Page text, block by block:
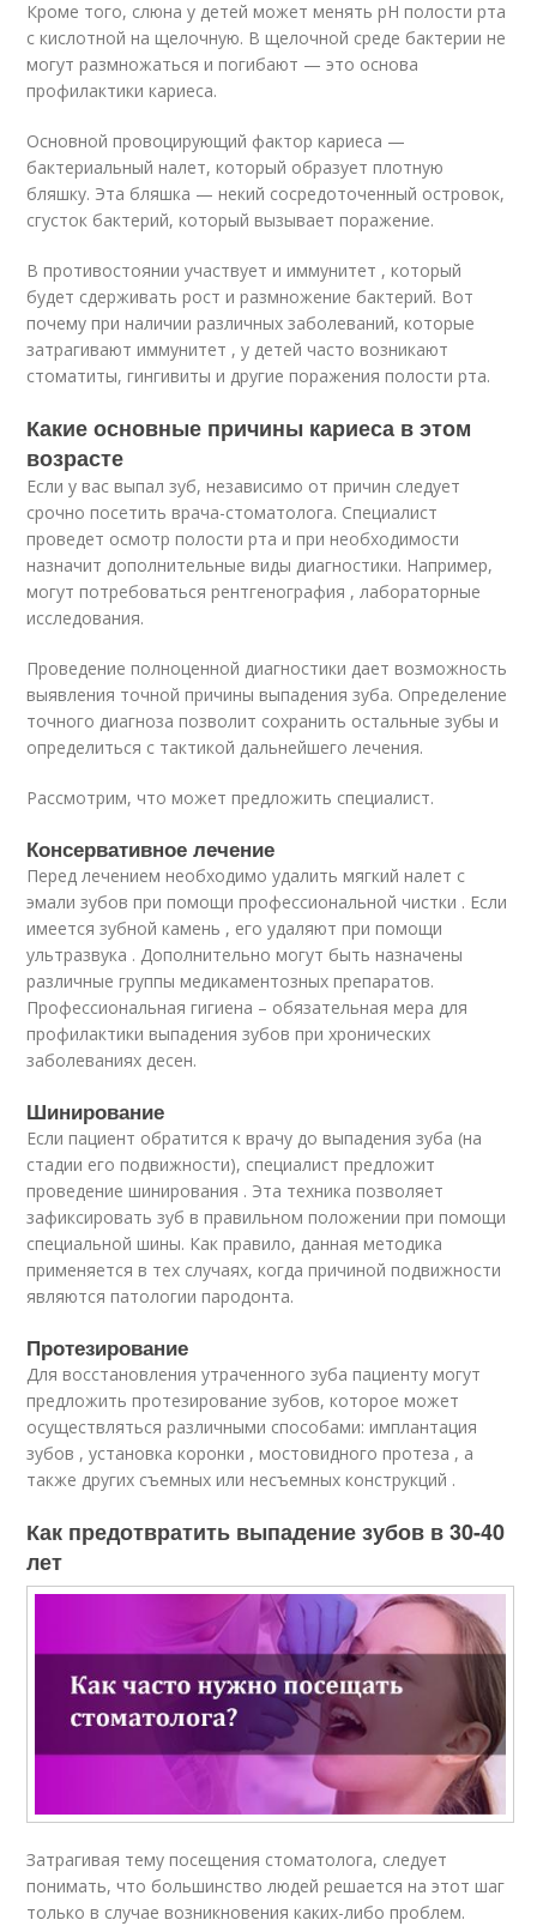
Кроме того, слюна у детей может менять рН полости рта
с кислотной на щелочную. В щелочной среде бактерии не
могут размножаться и погибают — это основа
профилактики кариеса.
Основной провоцирующий фактор кариеса —
бактериальный налет, который образует плотную
бляшку. Эта бляшка — некий сосредоточенный островок,
сгусток бактерий, который вызывает поражение.
В противостоянии участвует и иммунитет , который
будет сдерживать рост и размножение бактерий. Вот
почему при наличии различных заболеваний, которые
затрагивают иммунитет , у детей часто возникают
стоматиты, гингивиты и другие поражения полости рта.
Какие основные причины кариеса в этом
возрасте
Если у вас выпал зуб, независимо от причин следует
срочно посетить врача-стоматолога. Специалист
проведет осмотр полости рта и при необходимости
назначит дополнительные виды диагностики. Например,
могут потребоваться рентгенография , лабораторные
исследования.
Проведение полноценной диагностики дает возможность
выявления точной причины выпадения зуба. Определение
точного диагноза позволит сохранить остальные зубы и
определиться с тактикой дальнейшего лечения.
Рассмотрим, что может предложить специалист.
Консервативное лечение
Перед лечением необходимо удалить мягкий налет с
эмали зубов при помощи профессиональной чистки . Если
имеется зубной камень , его удаляют при помощи
ультразвука . Дополнительно могут быть назначены
различные группы медикаментозных препаратов.
Профессиональная гигиена – обязательная мера для
профилактики выпадения зубов при хронических
заболеваниях десен.
Шинирование
Если пациент обратится к врачу до выпадения зуба (на
стадии его подвижности), специалист предложит
проведение шинирования . Эта техника позволяет
зафиксировать зуб в правильном положении при помощи
специальной шины. Как правило, данная методика
применяется в тех случаях, когда причиной подвижности
являются патологии пародонта.
Протезирование
Для восстановления утраченного зуба пациенту могут
предложить протезирование зубов, которое может
осуществляться различными способами: имплантация
зубов , установка коронки , мостовидного протеза , а
также других съемных или несъемных конструкций .
Как предотвратить выпадение зубов в 30-40
лет
Затрагивая тему посещения стоматолога, следует
понимать, что большинство людей решается на этот шаг
только в случае возникновения каких-либо проблем.